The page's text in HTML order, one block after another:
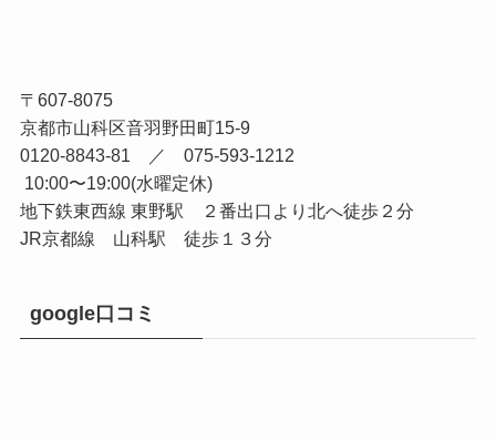
〒607-8075
京都市山科区音羽野田町15-9
0120-8843-81 ／ 075-593-1212
10:00〜19:00(水曜定休)
地下鉄東西線 東野駅 ２番出口より北へ徒歩２分
JR京都線 山科駅 徒歩１３分
google口コミ